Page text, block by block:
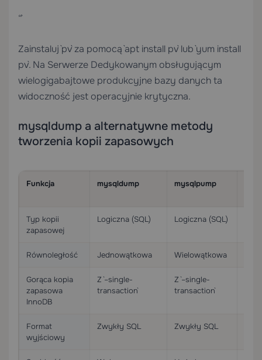
“`
Zainstaluj `pv` za pomocą `apt install pv` lub `yum install
pv`. Na Serwerze Dedykowanym obsługującym
wielogigabajtowe produkcyjne bazy danych ta
widoczność jest operacyjnie krytyczna.
mysqldump a alternatywne metody
tworzenia kopii zapasowych
Funkcja mysqldump mysqlpump
Typ kopii
zapasowej
Logiczna (SQL) Logiczna (SQL)
Równoległość Jednowątkowa Wielowątkowa
Gorąca kopia
zapasowa
InnoDB
Z `–single-
transaction`
Z `–single-
transaction`
Format
wyjściowy
Zwykły SQL Zwykły SQL